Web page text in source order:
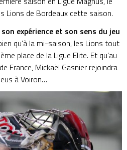
Lions de Bordeaux cette saison.
son expérience et son sens du jeu
qu’à la mi-saison, les Lions tout
place de la Ligue Elite. Et qu’au
France, Mickaël Gasnier rejoindra
à Voiron…